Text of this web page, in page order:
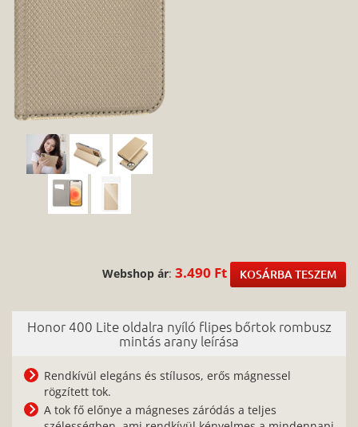
Webshop ár: 3.490 Ft KOSÁRBA TESZEM
Honor 400 Lite oldalra nyíló flipes bőrtok rombusz
mintás arany leírása
Rendkívül elegáns és stílusos, erős mágnessel
rögzített tok.
A tok fő előnye a mágneses záródás a teljes